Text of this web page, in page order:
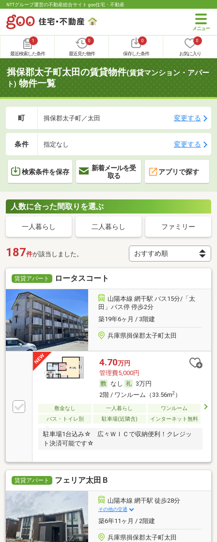
NTTグループ運営の不動産総合サイト goo住宅・不動産
1
最近検索した条件
0
最近見た物件
0
保存した条件
0
お気に入り
揖保郡太子町太田の賃貸物件(賃貸マンション・アパー
ト) 物件一覧
町 揖保郡太子町／太田 変更する
条件 指定なし 変更する
検索条件を保存
新着メールを受
取る
アプリで探す
人数に合った間取りを選ぶ
一人暮らし 二人暮らし ファミリー
187件が該当しました。
賃貸アパート ロータスコート
山陽本線 網干駅 バス15分/「太
田」バス停 停歩2分
築19年6ヶ月 / 3階建
兵庫県揖保郡太子町太田
4.70万円
管理費5,000円
なし
3万円
2階 / ワンルーム（33.56m2）
敷金なし 一人暮らし
ワンルーム
バス・トイレ別
駐車場(近隣含) インターネット無料
駐車場1台込み☆ 広々ＷＩＣで収納便利！クレジッ
ト決済可能です☆
賃貸アパート フェリア太田Ｂ
山陽本線 網干駅 徒歩28分
その他の交通
築6年11ヶ月 / 2階建
兵庫県揖保郡太子町太田